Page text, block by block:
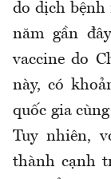
do dịch
năm gần
vaccine do
này, có
quốc gia
Tuy nhiên,
thành cạnh